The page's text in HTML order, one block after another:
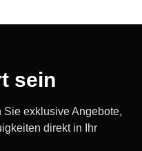
sein
exklusive Angebote,
direkt in Ihr